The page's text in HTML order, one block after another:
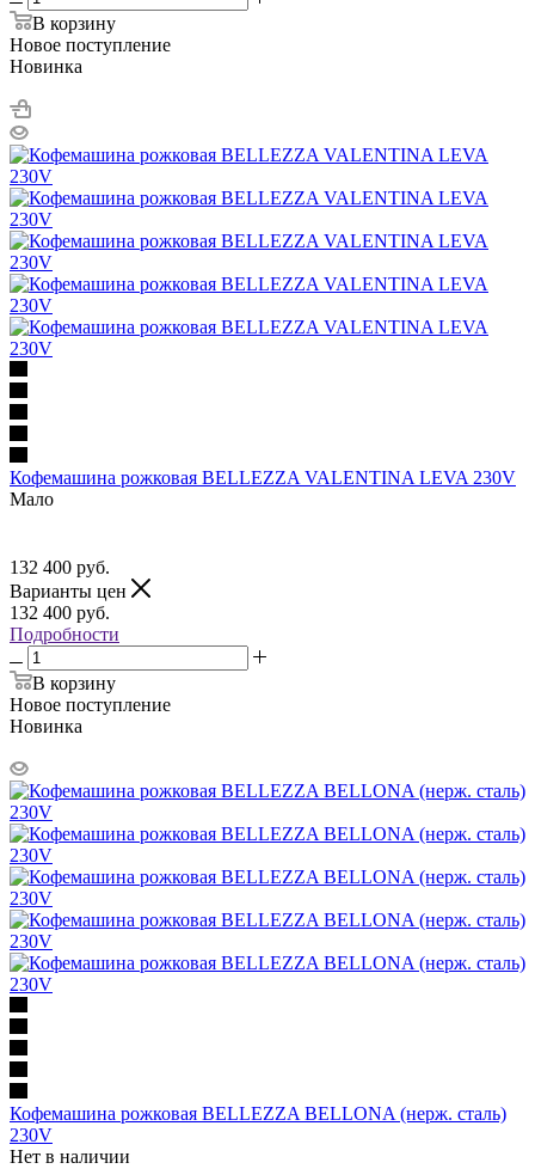
В корзину
Новое поступление
Новинка
Кофемашина рожковая BELLEZZA VALENTINA LEVA 230V
Мало
132 400 руб.
Варианты цен
132 400 руб.
Подробности
В корзину
Новое поступление
Новинка
Кофемашина рожковая BELLEZZA BELLONA (нерж. сталь)
230V
Нет в наличии